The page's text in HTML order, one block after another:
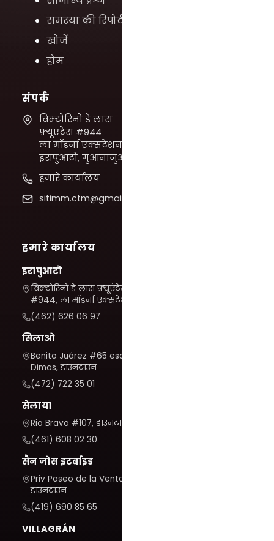
समस्या की रिपोर्ट करें
खोजें
होम
संपर्क
विक्टोरिनो डे लास
फ़्यूएंटेस #944
ला मॉडर्ना एक्सटेंशन,
इरापुआटो, गुआनाजुआटो
हमारे कार्यालय
sitimm.ctm@gmail.com
हमारे कार्यालय
इरापुआटो
विक्टोरिनो डे लास फ़्यूएंटेस
#944, ला मॉडर्ना एक्सटेंशन
(462) 626 06 97
सिलाओ
Benito Juárez #65 esq. San
Dimas, डाउनटाउन
(472) 722 35 01
सेलाया
Rio Bravo #107, डाउनटाउन
(461) 608 02 30
सैन जोस इटर्बाइड
Priv Paseo de la Venta #7,
डाउनटाउन
(419) 690 85 65
VILLAGRÁN